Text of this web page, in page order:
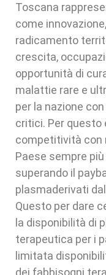
Toscana
come
radicamento
crescita,
opportunità di
malattie rare e
per la nazione
critici. Per questo
competitività con
Paese sempre
superando il
plasmaderivati
Questo per dare
la disponibilità di
terapeutica per i
limitata
dei fabbisogni